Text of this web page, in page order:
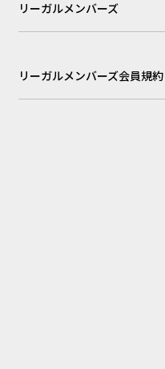
リーガルメンバーズ
リーガルメンバーズ会員規約